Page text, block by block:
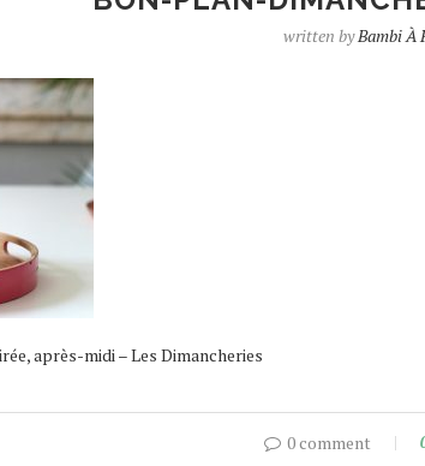
written byBambi À
après-midi – Les Dimancheries
0 comment